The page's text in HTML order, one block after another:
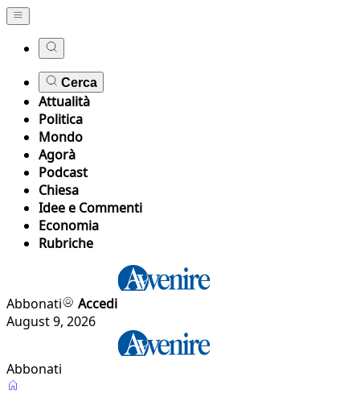
Cerca
Attualità
Politica
Mondo
Agorà
Podcast
Chiesa
Idee e Commenti
Economia
Rubriche
Abbonati
Accedi
August 9, 2026
Abbonati